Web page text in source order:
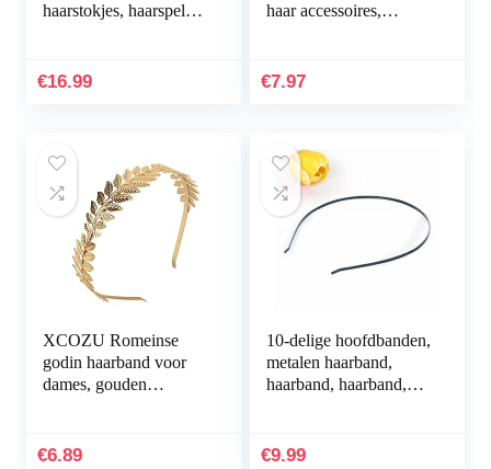
haarstokjes, haarspeld
€16.99
haar accessoires,
voor bruiloften…
€7.97
XCOZU Romeinse
godin haarband voor
dames, gouden
meisjes, laurierkrans…
€6.89
10-delige hoofdbanden,
metalen haarband,
haarband, haarband,
€9.99